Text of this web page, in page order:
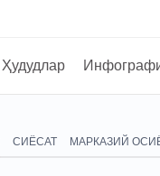
Ҳудудлар
СИЁСАТ МАРКАЗИЙ